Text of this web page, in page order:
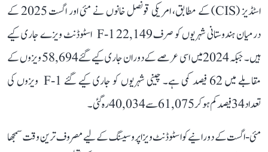
اسٹڈیز (CIS) کے مطابق، امریکی قونصل خانوں نے مئی اور اگست 2025 کے
درمیان ہندوستانی شہریوں کو صرف 22,149 F-1 اسٹوڈنٹ ویزے جاری کیے
ہیں۔ جبکہ 2024 میں اسی عرصے کے دوران جاری کیے گئے 58,694 ویزوں کے
مقابلے میں 62 فیصد کمی ہے۔ چینی شہریوں کو جاری کیے گئے F-1 ویزوں کی
تعداد 34 فیصد کم ہو کر 61,075 سے 40,034 رہ گئی۔
مئی-اگست کے دورانیے کوا سٹوڈنٹ ویزا پروسیسنگ کے لیے مصروف ترین وقت سمجھا